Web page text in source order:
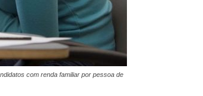
com renda familiar por pessoa de